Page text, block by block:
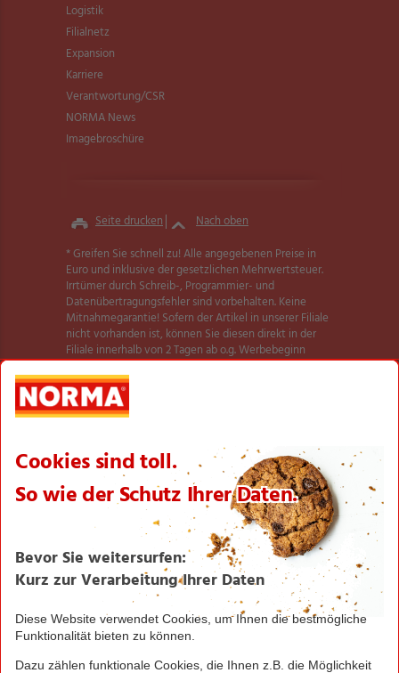
Logistik
Filialnetz
Expansion
Karriere
Verantwortung/CSR
NORMA News
Imagebroschüre
Seite drucken
Nach oben
* Greifen Sie schnell zu! Alle angegebenen Preise in
Euro und inklusive der gesetzlichen Mehrwertsteuer.
Irrtümer durch Schreib-, Programmier- und
Datenübertragungsfehler sind vorbehalten. Keine
Mitnahmegarantie! Sofern der Artikel in unserer Filiale
nicht vorhanden ist, können Sie diesen direkt in der
Filiale innerhalb von 2 Tagen ab o.g. Werbebeginn
bestellen und zwar ohne Kaufzwang. Es ist nicht
ausgeschlossen, dass Sie einzelne Artikel zu Beginn der
Werbeaktion unerwartet und ausnahmsweise in einer
Filiale nicht vorfinden. Wir helfen Ihnen gerne weiter.
Aktionsartikel finden Sie auf
dieser Seite
Textilien und Schuhe teilweise nicht in allen Größen
erhältlich.
** Angebot gültig für registrierte Nutzer der NORMA
Plus App. Es gelten die Coupon-Bedingungen in der
NORMA Plus App.
1Bei Aktivierung eines Startpakets ist die Buchung
jedes Smart-Tarifs für die ersten 4 Wochen möglich!
Hierzu muss kein zusätzliches Guthaben aufgeladen
werden.
Deutschland Multibrand GmbH, Landgrabenweg 151,